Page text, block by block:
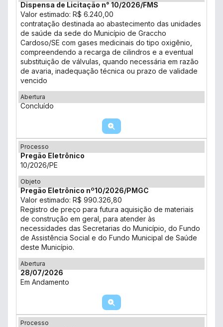
Dispensa de Licitação n° 10/2026/FMS
Valor estimado: R$ 6.240,00
contratação destinada ao abastecimento das unidades
de saúde da sede do Município de Graccho
Cardoso/SE com gases medicinais do tipo oxigênio,
compreendendo a recarga de cilindros e a eventual
substituição de válvulas, quando necessária em razão
de avaria, inadequação técnica ou prazo de validade
vencido
Abertura
Concluído
Processo
Pregão Eletrônico
10/2026/PE
Objeto
Pregão Eletrônico nº10/2026/PMGC
Valor estimado: R$ 990.326,80
Registro de preço para futura aquisição de materiais
de construção em geral, para atender às
necessidades das Secretarias do Município, do Fundo
de Assistência Social e do Fundo Municipal de Saúde
deste Município.
Abertura
28/07/2026
Em Andamento
Processo